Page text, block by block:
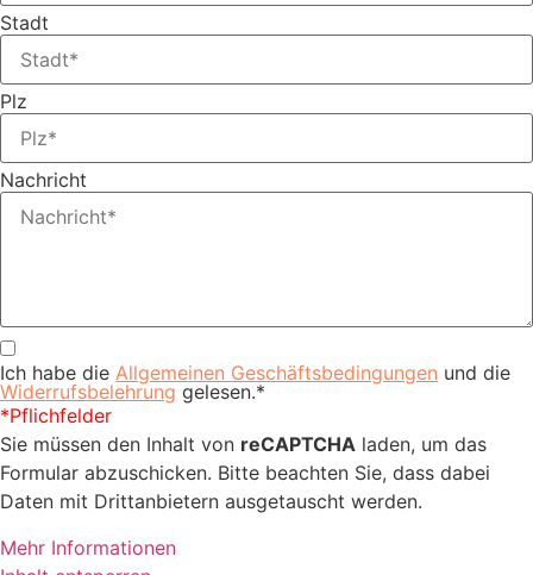
Stadt
Plz
Nachricht
Ich habe die Allgemeinen Geschäftsbedingungen und die
Widerrufsbelehrung gelesen.*
*Pflichfelder
Sie müssen den Inhalt von reCAPTCHA laden, um das
Formular abzuschicken. Bitte beachten Sie, dass dabei
Daten mit Drittanbietern ausgetauscht werden.
Mehr Informationen